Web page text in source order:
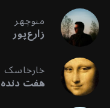
منوچهر
زارع‌پور
خارخاسک
هفت دنده